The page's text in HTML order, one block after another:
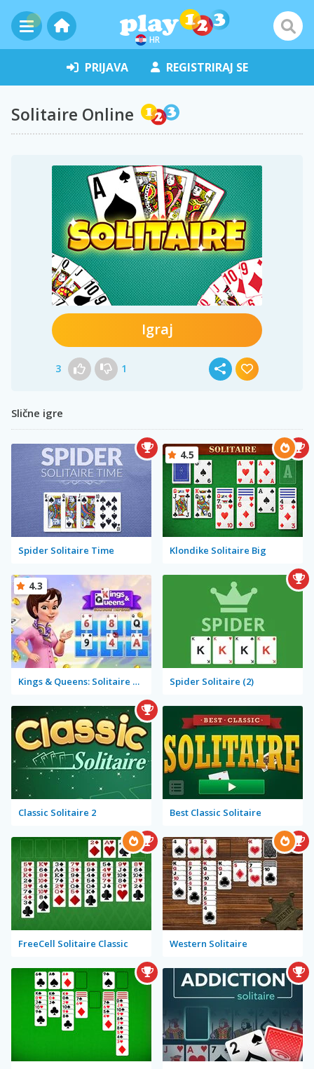
HR
PRIJAVA REGISTRIRAJ SE
Solitaire Online
Igraj
3 1
Slične igre
Spider Solitaire Time Klondike Solitaire Big
4.5
Kings & Queens: Solitaire Tripeaks
4.3
Spider Solitaire (2)
Classic Solitaire 2 Best Classic Solitaire
FreeCell Solitaire Classic Western Solitaire